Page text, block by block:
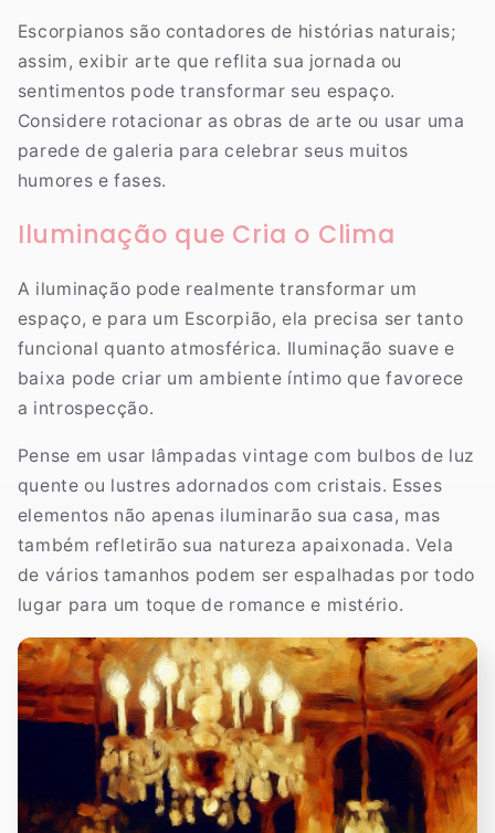
Escorpianos são contadores de histórias naturais;
assim, exibir arte que reflita sua jornada ou
sentimentos pode transformar seu espaço.
Considere rotacionar as obras de arte ou usar uma
parede de galeria para celebrar seus muitos
humores e fases.
Iluminação que Cria o Clima
A iluminação pode realmente transformar um
espaço, e para um Escorpião, ela precisa ser tanto
funcional quanto atmosférica. Iluminação suave e
baixa pode criar um ambiente íntimo que favorece
a introspecção.
Pense em usar lâmpadas vintage com bulbos de luz
quente ou lustres adornados com cristais. Esses
elementos não apenas iluminarão sua casa, mas
também refletirão sua natureza apaixonada. Vela
de vários tamanhos podem ser espalhadas por todo
lugar para um toque de romance e mistério.